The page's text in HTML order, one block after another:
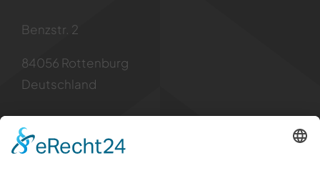
Benzstr. 2
84056 Rottenburg
Deutschland
Kontakt